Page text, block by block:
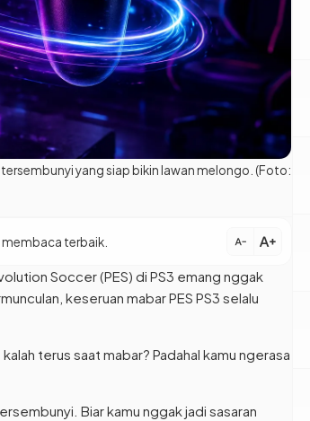
yang siap bikin lawan melongo. (Foto:
terbaik. text_decrease text_increase
Soccer (PES) di PS3 emang nggak
keseruan mabar PES PS3 selalu
terus saat mabar? Padahal kamu ngerasa
Biar kamu nggak jadi sasaran